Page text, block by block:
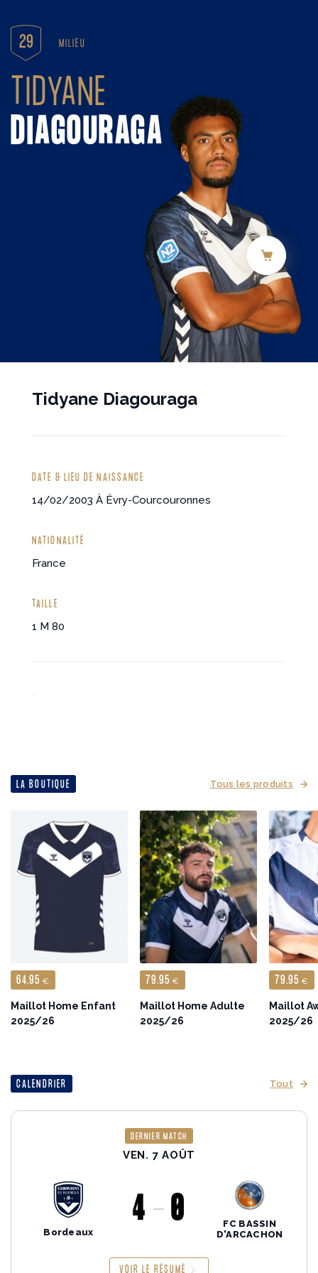
29 MILIEU
TIDYANE
DIAGOURAGA
Tidyane Diagouraga
DATE & LIEU DE NAISSANCE
14/02/2003 À Évry-Courcouronnes
NATIONALITÉ
France
TAILLE
1 M 80
LA BOUTIQUE Tous les produits
64.95 €
Maillot Home Enfant
2025/26
79.95 €
Maillot Home Adulte
2025/26
79.95 €
Maillot
2025/26
CALENDRIER Tout
DERNIER MATCH
VEN. 7 AOÛT
Bordeaux
4 0
FC BASSIN
D'ARCACHON
VOIR LE RÉSUMÉ